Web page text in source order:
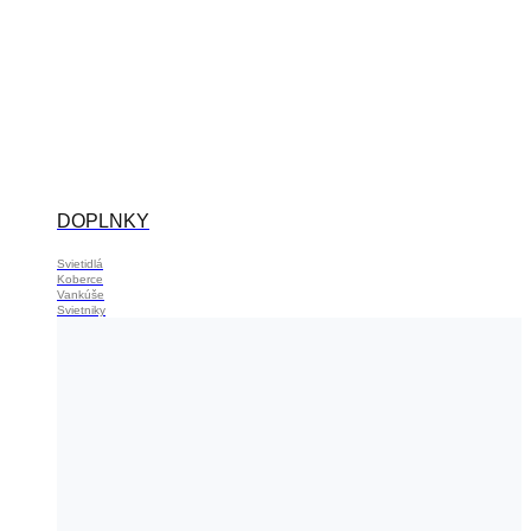
DOPLNKY
Svietidlá
Koberce
Vankúše
Svietniky